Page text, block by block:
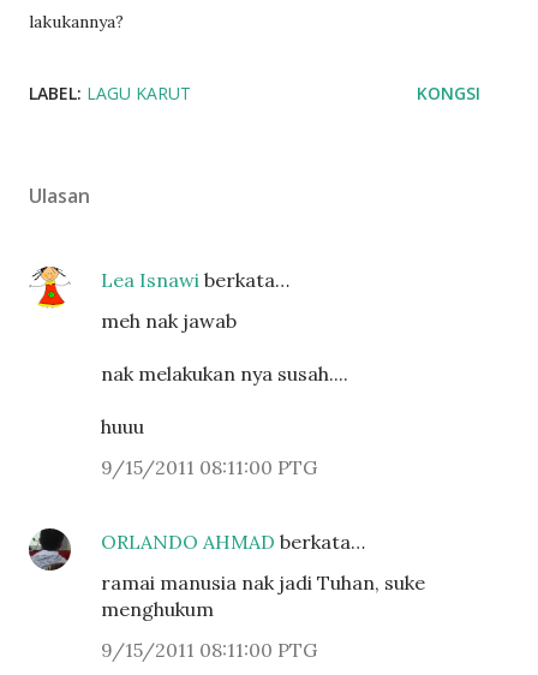
lakukannya?
LABEL: LAGU KARUT KONGSI
Ulasan
Lea Isnawi berkata…
meh nak jawab
nak melakukan nya susah....
huuu
9/15/2011 08:11:00 PTG
ORLANDO AHMAD berkata…
ramai manusia nak jadi Tuhan, suke
menghukum
9/15/2011 08:11:00 PTG